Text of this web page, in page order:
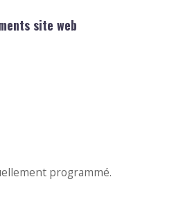
site web
programmé.